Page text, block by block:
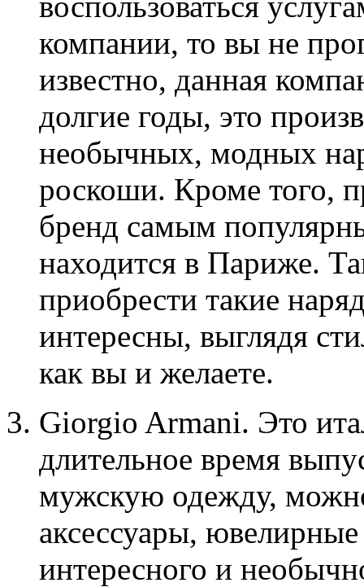
компании, то вы не
известно, данная
долгие годы, это
необычных, модных
роскоши. Кроме того,
бренд самым
находится в Париже.
приобрести такие
интересны, выглядя
как вы и желаете.
Giorgio Armani. Это
длительное время
мужскую одежду,
аксессуары,
интересного и